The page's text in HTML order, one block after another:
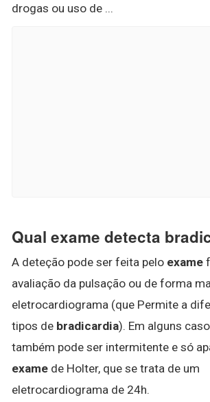
drogas ou uso de ...
Qual exame detecta
A deteção pode ser feita pelo exame
avaliação da pulsação ou de forma
eletrocardiograma (que Permite a
tipos de bradicardia). Em alguns
também pode ser intermitente e só
exame de Holter, que se trata de um
eletrocardiograma de 24h.